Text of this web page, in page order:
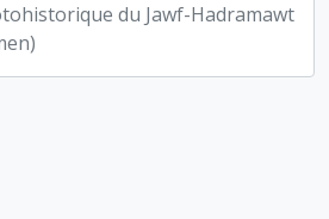
du Jawf-Hadramawt